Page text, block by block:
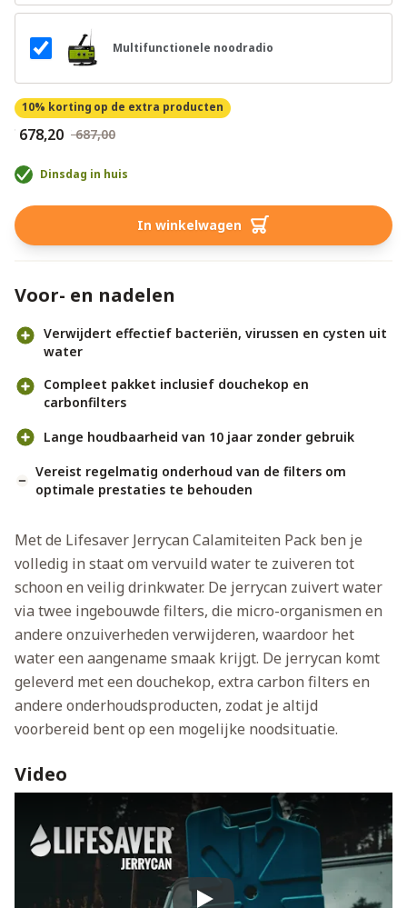
Multifunctionele noodradio
10% korting op de extra producten
€ 678,20 € 687,00
Dinsdag in huis
In winkelwagen
Voor- en nadelen
Verwijdert effectief bacteriën, virussen en cysten uit
water
Compleet pakket inclusief douchekop en
carbonfilters
Lange houdbaarheid van 10 jaar zonder gebruik
Vereist regelmatig onderhoud van de filters om
optimale prestaties te behouden
Met de Lifesaver Jerrycan Calamiteiten Pack ben je
volledig in staat om vervuild water te zuiveren tot
schoon en veilig drinkwater. De jerrycan zuivert water
via twee ingebouwde filters, die micro-organismen en
andere onzuiverheden verwijderen, waardoor het
water een aangename smaak krijgt. De jerrycan komt
geleverd met een douchekop, extra carbon filters en
andere onderhoudsproducten, zodat je altijd
voorbereid bent op een mogelijke noodsituatie.
Video